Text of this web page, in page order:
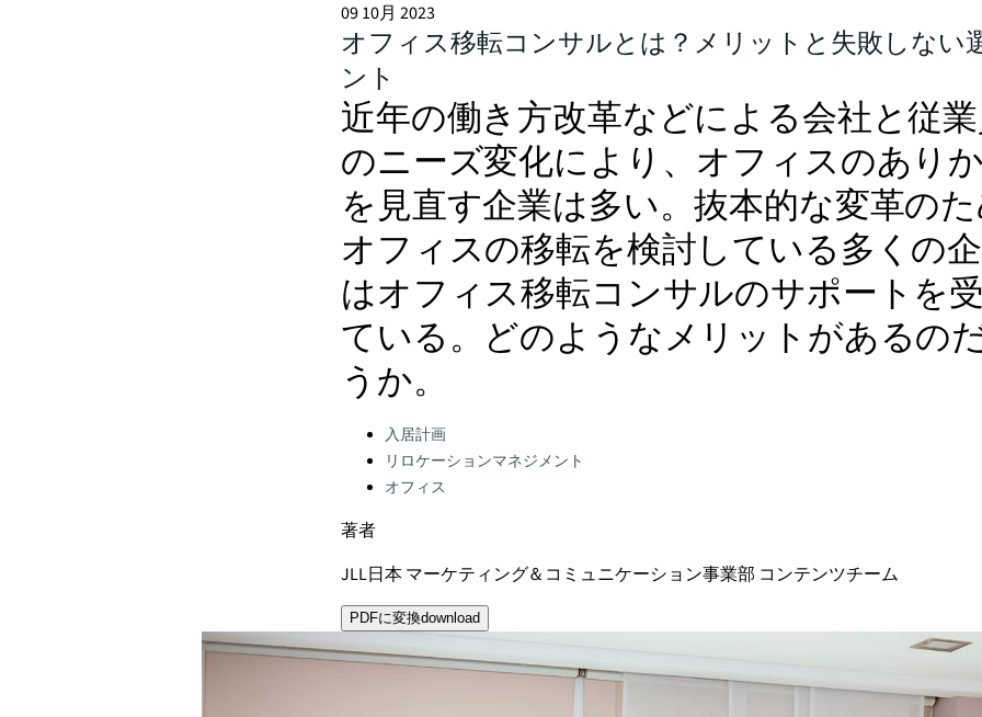
09 10月 2023
オフィス移転コンサルとは？メリットと失敗しない
ント
近年の働き方改革などによる会社と従
のニーズ変化により、オフィスのあり
を見直す企業は多い。抜本的な変革の
オフィスの移転を検討している多くの
はオフィス移転コンサルのサポートを
ている。どのようなメリットがあるの
うか。
Categories:
入居計画
リロケーションマネジメント
オフィス
著者
JLL日本 マーケティング＆コミュニケーション事業部 コンテンツチーム
PDFに変換download